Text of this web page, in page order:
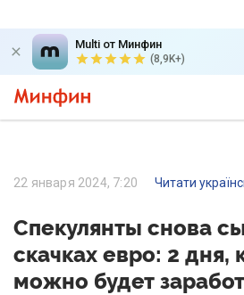
Multi от Минфин
(8,9K+)
22 января 2024, 7:20 Читати
Спекулянты снова
скачках евро: 2 дня,
можно будет